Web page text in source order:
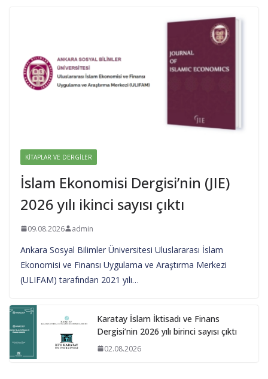
KITAPLAR VE DERGILER
İslam Ekonomisi Dergisi’nin (JIE)
2026 yılı ikinci sayısı çıktı
09.08.2026 admin
Ankara Sosyal Bilimler Üniversitesi Uluslararası İslam
Ekonomisi ve Finansı Uygulama ve Araştırma Merkezi
(ULIFAM) tarafından 2021 yılı…
Karatay İslam İktisadı ve Finans
Dergisi’nin 2026 yılı birinci sayısı çıktı
02.08.2026